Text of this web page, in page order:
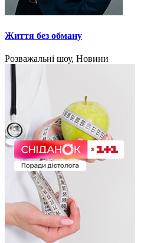
Життя без обману
Розважальні шоу, Новини